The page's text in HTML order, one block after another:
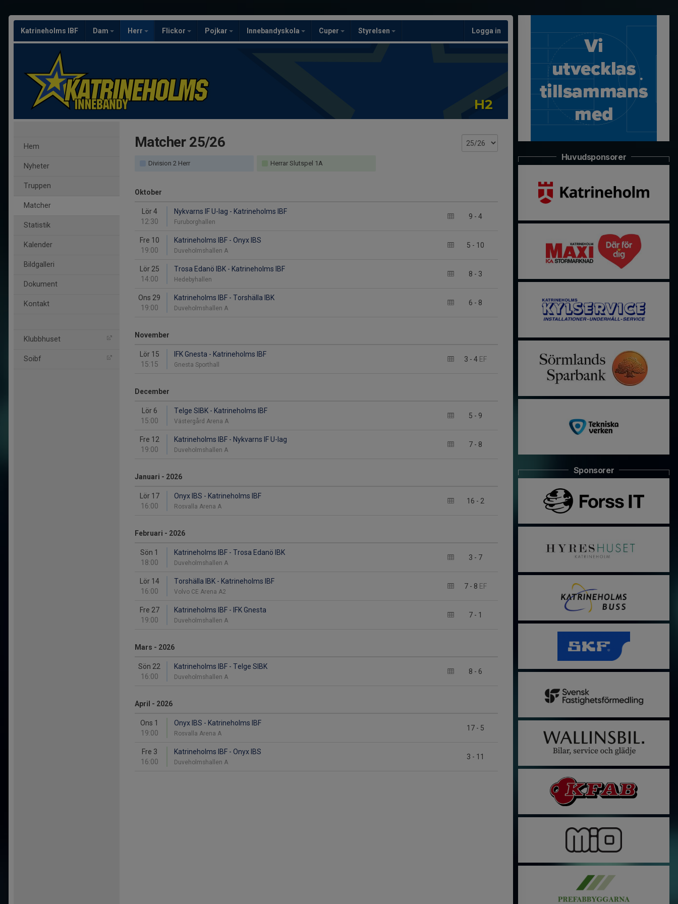
Katrineholms IBF Dam Herr Flickor Pojkar Innebandyskola Cuper Styrelsen Logga in
H2
Hem
Nyheter
Truppen
Matcher
Statistik
Kalender
Bildgalleri
Dokument
Kontakt
Klubbhuset
Soibf
Matcher 25/26
Division 2 Herr Herrar Slutspel 1A
Oktober
Lör 4
12:30
9 - 4
Nykvarns IF U-lag - Katrineholms IBF
Furuborghallen
Fre 10
19:00
5 - 10
Katrineholms IBF - Onyx IBS
Duveholmshallen A
Lör 25
14:00
8 - 3
Trosa Edanö IBK - Katrineholms IBF
Hedebyhallen
Ons 29
19:00
6 - 8
Katrineholms IBF - Torshälla IBK
Duveholmshallen A
November
Lör 15
15:15
3 - 4 EF
IFK Gnesta - Katrineholms IBF
Gnesta Sporthall
December
Lör 6
15:00
5 - 9
Telge SIBK - Katrineholms IBF
Västergård Arena A
Fre 12
19:00
7 - 8
Katrineholms IBF - Nykvarns IF U-lag
Duveholmshallen A
Januari - 2026
Lör 17
16:00
16 - 2
Onyx IBS - Katrineholms IBF
Rosvalla Arena A
Februari - 2026
Sön 1
18:00
3 - 7
Katrineholms IBF - Trosa Edanö IBK
Duveholmshallen A
Lör 14
16:00
7 - 8 EF
Torshälla IBK - Katrineholms IBF
Volvo CE Arena A2
Fre 27
19:00
7 - 1
Katrineholms IBF - IFK Gnesta
Duveholmshallen A
Mars - 2026
Sön 22
16:00
8 - 6
Katrineholms IBF - Telge SIBK
Duveholmshallen A
April - 2026
Ons 1
19:00
17 - 5
Onyx IBS - Katrineholms IBF
Rosvalla Arena A
Fre 3
16:00
3 - 11
Katrineholms IBF - Onyx IBS
Duveholmshallen A
Huvudsponsorer
Sponsorer